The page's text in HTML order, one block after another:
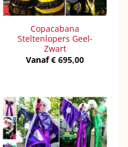
Copacabana
Steltenlopers Geel-
Zwart
Vanaf€ 695,00